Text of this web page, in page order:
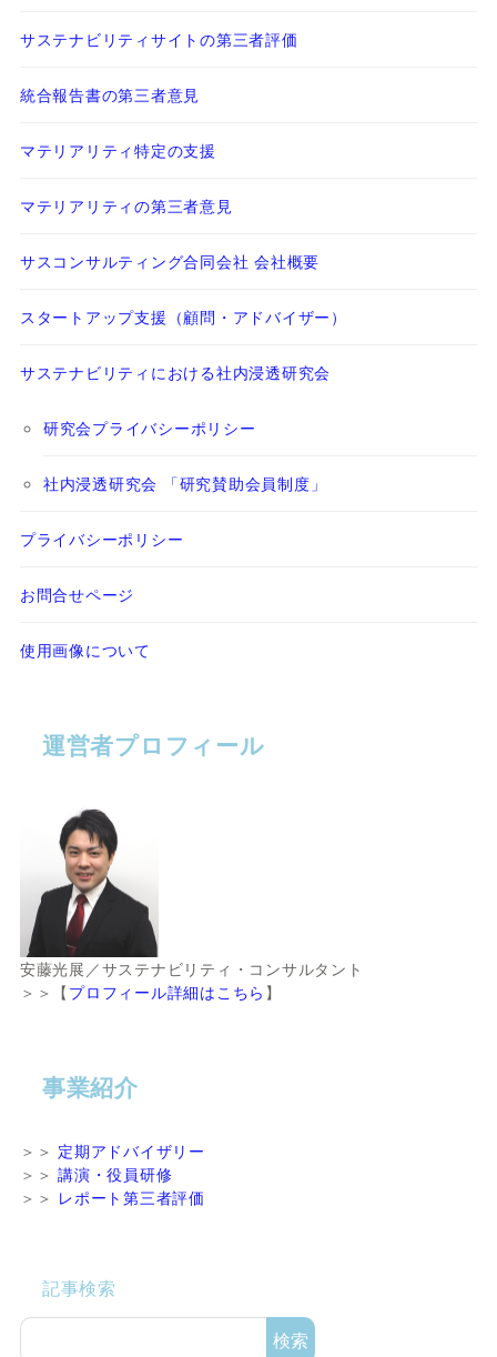
サステナビリティサイトの第三者評価
統合報告書の第三者意見
マテリアリティ特定の支援
マテリアリティの第三者意見
サスコンサルティング合同会社 会社概要
スタートアップ支援（顧問・アドバイザー）
サステナビリティにおける社内浸透研究会
研究会プライバシーポリシー
社内浸透研究会 「研究賛助会員制度」
プライバシーポリシー
お問合せページ
使用画像について
運営者プロフィール
安藤光展／サステナビリティ・コンサルタント
＞＞【 プロフィール詳細はこちら 】
事業紹介
＞＞ 定期アドバイザリー
＞＞講演・役員研修
＞＞ レポート第三者評価
記事検索
検索